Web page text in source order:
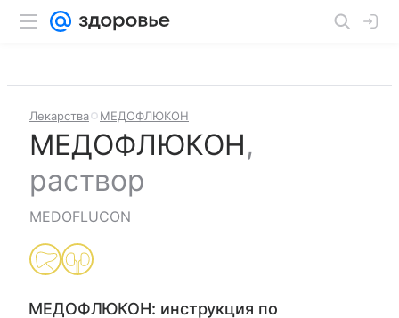
Лекарства МЕДОФЛЮКОН
МЕДОФЛЮКОН,
раствор
MEDOFLUCON
МЕДОФЛЮКОН: инструкция по